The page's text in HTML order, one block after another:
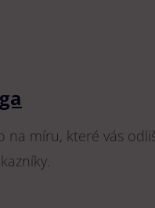
na míru, které vás